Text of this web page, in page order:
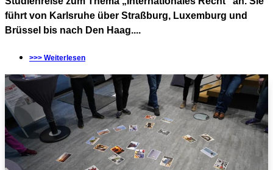
führt von Karlsruhe über Straßburg, Luxemburg und
Brüssel bis nach Den Haag....
>>> Weiterlesen